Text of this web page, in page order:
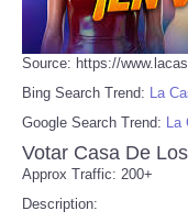
Source: https://
Bing Search Trend: La
Google Search Trend: La
Votar Casa De
Approx Traffic: 200+
Description: